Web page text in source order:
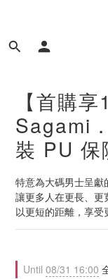
【首購
Sagami
裝 PU 保
特意為大碼男士呈
讓更多人在更長、
以更短的距離，享受
Until 08/31 16:00